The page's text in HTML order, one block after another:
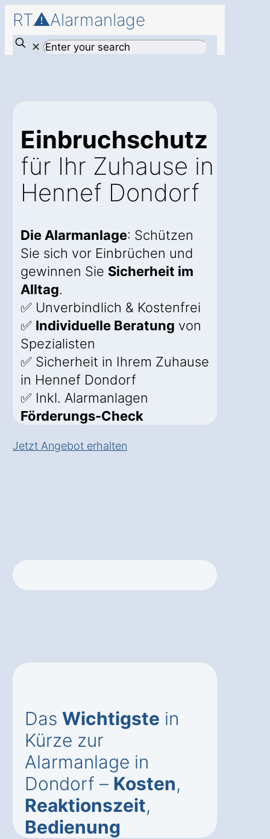
RT⚠️Alarmanlage
✕
Einbruchschutz
für Ihr Zuhause in
Hennef Dondorf
Die Alarmanlage: Schützen
Sie sich vor Einbrüchen und
gewinnen Sie Sicherheit im
Alltag.
✅ Unverbindlich & Kostenfrei
✅ Individuelle Beratung von
Spezialisten
✅ Sicherheit in Ihrem Zuhause
in Hennef Dondorf
✅ Inkl. Alarmanlagen
Förderungs-Check
Jetzt Angebot erhalten
Das Wichtigste in
Kürze zur
Alarmanlage in
Dondorf – Kosten,
Reaktionszeit,
Bedienung